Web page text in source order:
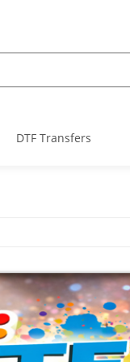
DTF Transfers